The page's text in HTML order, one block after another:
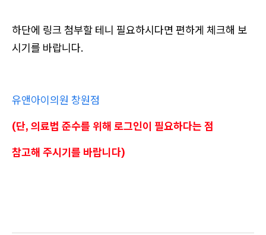
하단에 링크 첨부할 테니 필요하시다면 편하게 체크해 보
시기를 바랍니다.
유앤아이의원 창원점
(단, 의료법 준수를 위해 로그인이 필요하다는 점
참고해 주시기를 바랍니다)